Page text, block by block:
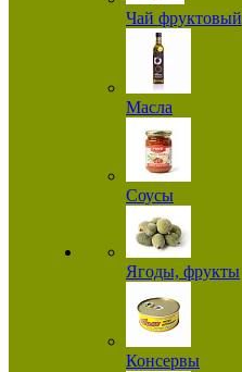
Чай фруктовый
Масла
Соусы
Ягоды, фрукты
Консервы